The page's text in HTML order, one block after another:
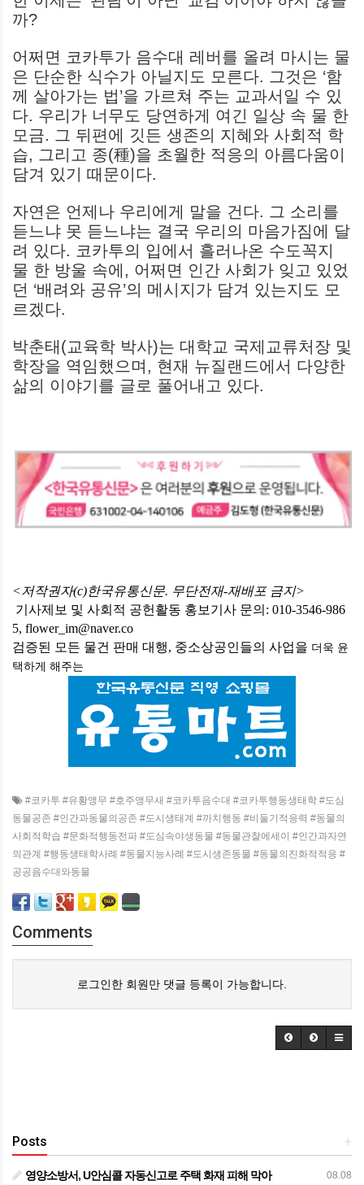
까?
어쩌면 코카투가 음수대 레버를 올려 마시는 물
은 단순한 식수가 아닐지도 모른다. 그것은 ‘함
께 살아가는 법’을 가르쳐 주는 교과서일 수 있
다. 우리가 너무도 당연하게 여긴 일상 속 물 한
모금. 그 뒤편에 깃든 생존의 지혜와 사회적 학
습, 그리고 종(種)을 초월한 적응의 아름다움이
담겨 있기 때문이다.
자연은 언제나 우리에게 말을 건다. 그 소리를
듣느냐 못 듣느냐는 결국 우리의 마음가짐에 달
려 있다. 코카투의 입에서 흘러나온 수도꼭지
물 한 방울 속에, 어쩌면 인간 사회가 잊고 있었
던 ‘배려와 공유’의 메시지가 담겨 있는지도 모
르겠다.
박춘태(교육학 박사)는 대학교 국제교류처장 및
학장을 역임했으며, 현재 뉴질랜드에서 다양한
삶의 이야기를 글로 풀어내고 있다.
<저작권자(c)한국유통신문. 무단전재-재배포 금지>
기사제보 및 사회적 공헌활동 홍보기사 문의: 010-3546-986
5, flower_im@naver.co
검증된 모든 물건 판매 대행, 중소상공인들의 사업을 더욱 윤
택하게 해주는
#코카투 #유황앵무 #호주앵무새 #코카투음수대 #코카투행동생태학 #도심
동물공존 #인간과동물의공존 #도시생태계 #까치행동 #비둘기적응력 #동물의
사회적학습 #문화적행동전파 #도심속야생동물 #동물관찰에세이 #인간과자연
의관계 #행동생태학사례 #동물지능사례 #도시생존동물 #동물의진화적적응 #
공공음수대와동물
Comments
로그인한 회원만 댓글 등록이 가능합니다.
+
Posts
08.08
영양소방서, U안심콜 자동신고로 주택 화재 피해 막아